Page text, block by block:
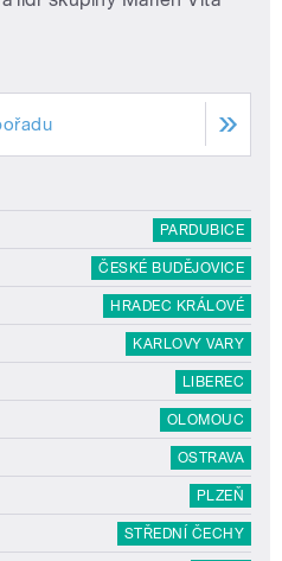
PARDUBICE
ČESKÉ BUDĚJOVICE
HRADEC KRÁLOVÉ
KARLOVY VARY
LIBEREC
OLOMOUC
OSTRAVA
PLZEŇ
STŘEDNÍ ČECHY